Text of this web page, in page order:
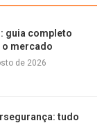
guia completo
o mercado
de 2026
tudo